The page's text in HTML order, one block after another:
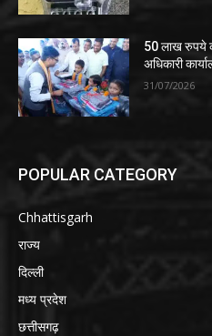
50 लाख रुपये
अधिकारी
31/07/2026
POPULAR CATEGORY
Chhattisgarh
राज्य
दिल्ली
मध्य प्रदेश
छत्तीसगढ़